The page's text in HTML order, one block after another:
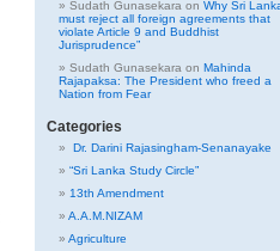
Sudath Gunasekara on Why Sri
must reject all foreign agreements that
violate Article 9 and Buddhist
Jurisprudence”
Sudath Gunasekara on Mahinda
Rajapaksa: The President who freed a
Nation from Fear
Categories
Dr. Darini Rajasingham-Senanayake
“Sri Lanka Study Circle”
13th Amendment
A.A.M.NIZAM
Agriculture